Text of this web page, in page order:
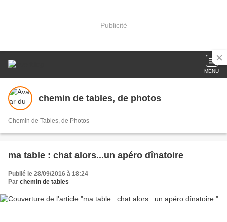
Publicité
MENU
chemin de tables, de photos
Chemin de Tables, de Photos
ma table : chat alors...un apéro dînatoire
Publié le 28/09/2016 à 18:24
Par chemin de tables